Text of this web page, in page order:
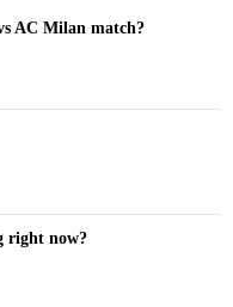
AC Milan match?
right now?